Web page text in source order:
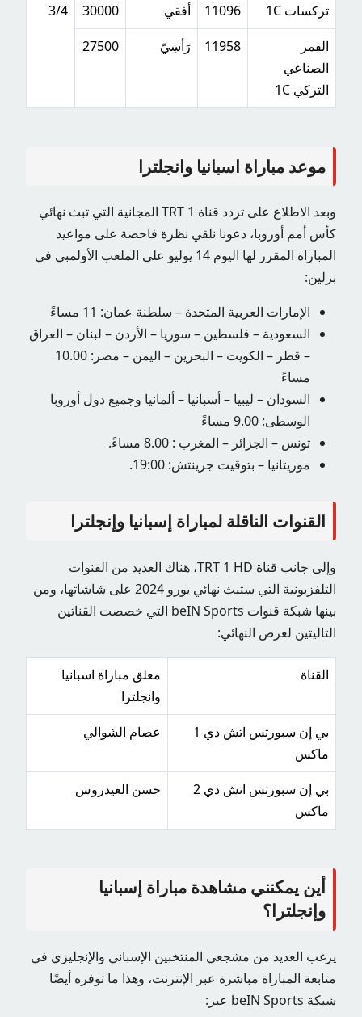
تركسات 1C
11096 أفقي 30000
3/4
القمر
الصناعي
التركي 1C
11958 رَأسِيّ 27500
موعد مباراة اسبانيا وانجلترا
وبعد الاطلاع على تردد قناة TRT 1 المجانية التي تبث نهائي
كأس أمم أوروبا، دعونا نلقي نظرة فاحصة على مواعيد
المباراة المقرر لها اليوم 14 يوليو على الملعب الأولمبي في
برلين:
الإمارات العربية المتحدة – سلطنة عمان: 11 مساءً
السعودية – فلسطين – سوريا – الأردن – لبنان – العراق
– قطر – الكويت – البحرين – اليمن – مصر: 10.00
مساءً
السودان – ليبيا – أسبانيا – ألمانيا وجميع دول أوروبا
الوسطى: 9.00 مساءً
تونس – الجزائر – المغرب : 8.00 مساءً.
موريتانيا – بتوقيت جرينتش: 19:00.
القنوات الناقلة لمباراة إسبانيا وإنجلترا
وإلى جانب قناة TRT 1 HD، هناك العديد من القنوات
التلفزيونية التي ستبث نهائي يورو 2024 على شاشاتها، ومن
بينها شبكة قنوات beIN Sports التي خصصت القناتين
التاليتين لعرض النهائي:
القناة
معلق مباراة اسبانيا
وانجلترا
بي إن سبورتس اتش دي 1
ماكس
عصام الشوالي
بي إن سبورتس اتش دي 2
ماكس
حسن العيدروس
أين يمكنني مشاهدة مباراة إسبانيا
وإنجلترا؟
يرغب العديد من مشجعي المنتخبين الإسباني والإنجليزي في
متابعة المباراة مباشرة عبر الإنترنت، وهذا ما توفره أيضًا
شبكة beIN Sports عبر: